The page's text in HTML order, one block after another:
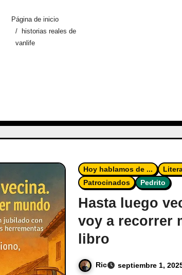
Página de inicio
historias reales de
vanlife
Hoy hablamos de ...
Patrocinados
Pedrito
Hasta luego
voy a recorrer
libro
Ric septiembre 1,